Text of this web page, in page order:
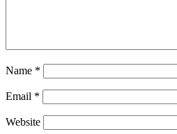
Name *
Email *
Website